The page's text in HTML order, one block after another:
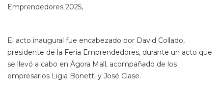
Emprendedores 2025,
El acto inaugural fue encabezado por David Collado,
presidente de la Feria Emprendedores, durante un acto que
se llevó a cabo en Ágora Mall, acompañado de los
empresarios Ligia Bonetti y José Clase.